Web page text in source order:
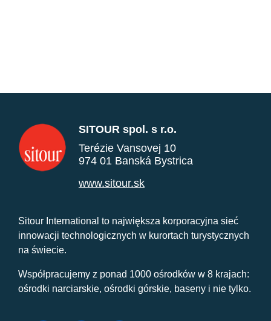
SITOUR spol. s r.o.
Terézie Vansovej 10
974 01 Banská Bystrica
www.sitour.sk
Sitour International to największa korporacyjna sieć
innowacji technologicznych w kurortach turystycznych
na świecie.
Współpracujemy z ponad 1000 ośrodków w 8 krajach:
ośrodki narciarskie, ośrodki górskie, baseny i nie tylko.